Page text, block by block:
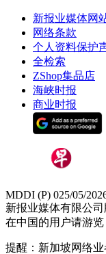
新报业媒体网
网络条款
个人资料保护
全检索
ZShop集品店
海峡时报
商业时报
MDDI (P) 025/05/
新报业媒体有限公司
在中国的用户请游览
提醒：新加坡网络